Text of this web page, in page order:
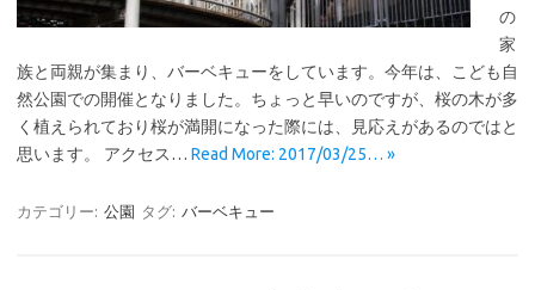
の
家
族と両親が集まり、バーベキューをしています。今年は、こども自
然公園での開催となりました。ちょっと早いのですが、桜の木が多
く植えられており桜が満開になった際には、見応えがあるのではと
思います。 アクセス… Read More: 2017/03/25… »
カテゴリー: 公園 タグ: バーベキュー